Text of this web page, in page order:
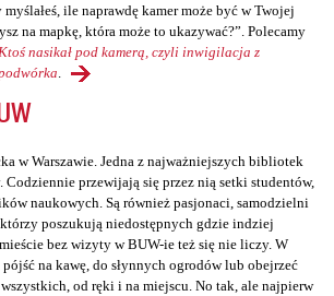
ile naprawdę kamer może być w Twojej
na mapkę, która może to ukazywać?”. Polecamy
Ktoś nasikał pod kamerą, czyli inwigilacja z
w Warszawie. Jedna z najważniejszych bibliotek
przewijają się przez nią setki studentów,
naukowych. Są również pasjonaci, samodzielni
poszukują niedostępnych gdzie indziej
bez wizyty w BUW-ie też się nie liczy. W
na kawę, do słynnych ogrodów lub obejrzeć
od ręki i na miejscu. No tak, ale najpierw